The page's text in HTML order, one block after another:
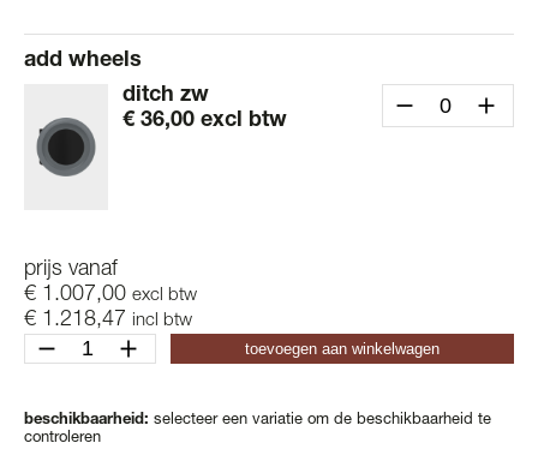
add wheels
ditch zw
€ 36,00 excl btw
prijs vanaf
€ 1.007,00 excl btw
€ 1.218,47 incl btw
ditch
2-
aantal
toevoegen aan winkelwagen
beschikbaarheid: selecteer een variatie om de beschikbaarheid te
controleren